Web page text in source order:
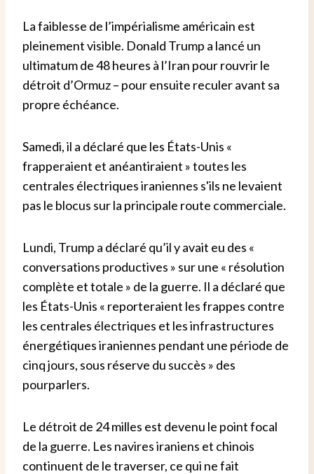
La faiblesse de l’impérialisme américain est
pleinement visible. Donald Trump a lancé un
ultimatum de 48 heures à l’Iran pour rouvrir le
détroit d’Ormuz – pour ensuite reculer avant sa
propre échéance.
Samedi, il a déclaré que les États-Unis «
frapperaient et anéantiraient » toutes les
centrales électriques iraniennes s'ils ne levaient
pas le blocus sur la principale route commerciale.
Lundi, Trump a déclaré qu’il y avait eu des «
conversations productives » sur une « résolution
complète et totale » de la guerre. Il a déclaré que
les États-Unis « reporteraient les frappes contre
les centrales électriques et les infrastructures
énergétiques iraniennes pendant une période de
cinq jours, sous réserve du succès » des
pourparlers.
Le détroit de 24 milles est devenu le point focal
de la guerre. Les navires iraniens et chinois
continuent de le traverser, ce qui ne fait